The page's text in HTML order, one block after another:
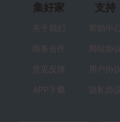
集好家
关于我们
商务合作
意见反馈
APP下载
支持
帮助中
网站协议
用户协议
隐私协议